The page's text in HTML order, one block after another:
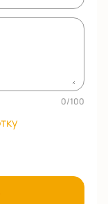
0/100